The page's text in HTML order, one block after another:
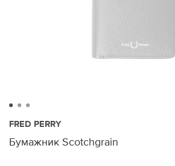
FRED PERRY
Бумажник Scotchgrain